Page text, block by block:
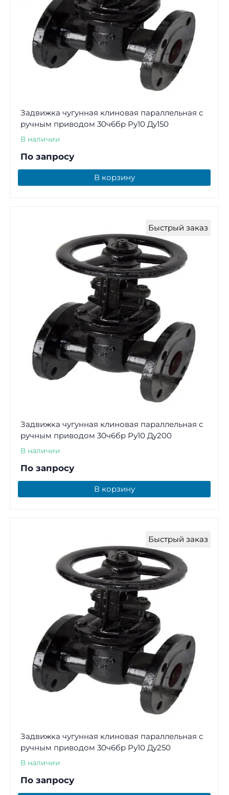
Задвижка чугунная клиновая параллельная с
ручным приводом 30ч6бр Ру10 Ду150
В наличии
По запросу
В корзину
Быстрый заказ
Задвижка чугунная клиновая параллельная с
ручным приводом 30ч6бр Ру10 Ду200
В наличии
По запросу
В корзину
Быстрый заказ
Задвижка чугунная клиновая параллельная с
ручным приводом 30ч6бр Ру10 Ду250
В наличии
По запросу